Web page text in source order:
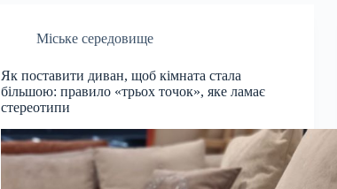
Міське середовище
Як поставити диван, щоб кімната стала
більшою: правило «трьох точок», яке ламає
стереотипи